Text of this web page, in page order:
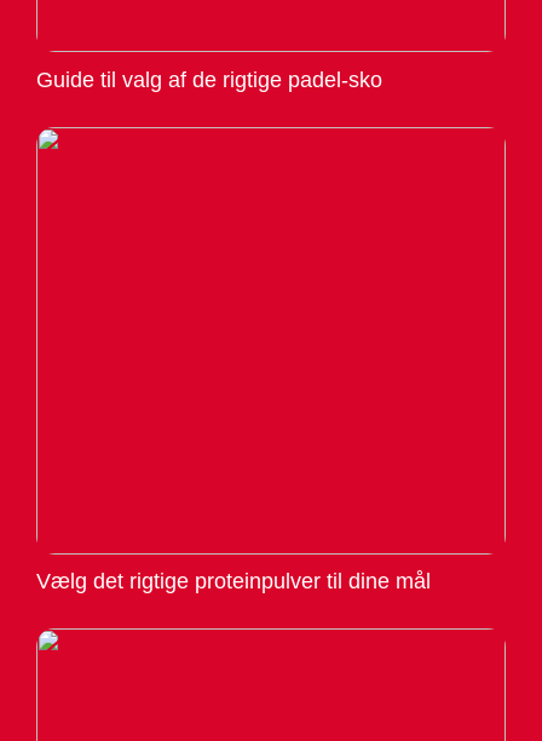
Guide til valg af de rigtige padel-sko
Vælg det rigtige proteinpulver til dine mål